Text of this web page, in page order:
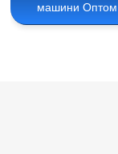
машини Оптом